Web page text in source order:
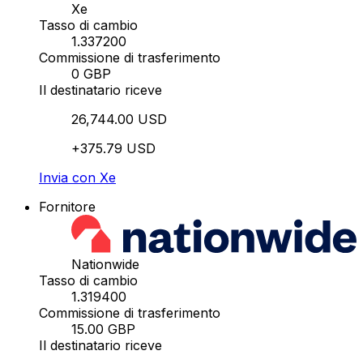
Xe
Tasso di cambio
1.337200
Commissione di trasferimento
0 GBP
Il destinatario riceve
26,744.00 USD
+375.79 USD
Invia con Xe
Fornitore
Nationwide
Tasso di cambio
1.319400
Commissione di trasferimento
15.00 GBP
Il destinatario riceve